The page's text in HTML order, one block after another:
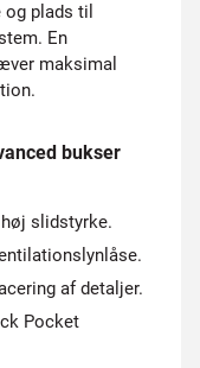
plads til
En
maksimal
bukser
slidstyrke.
af detaljer.
Pocket